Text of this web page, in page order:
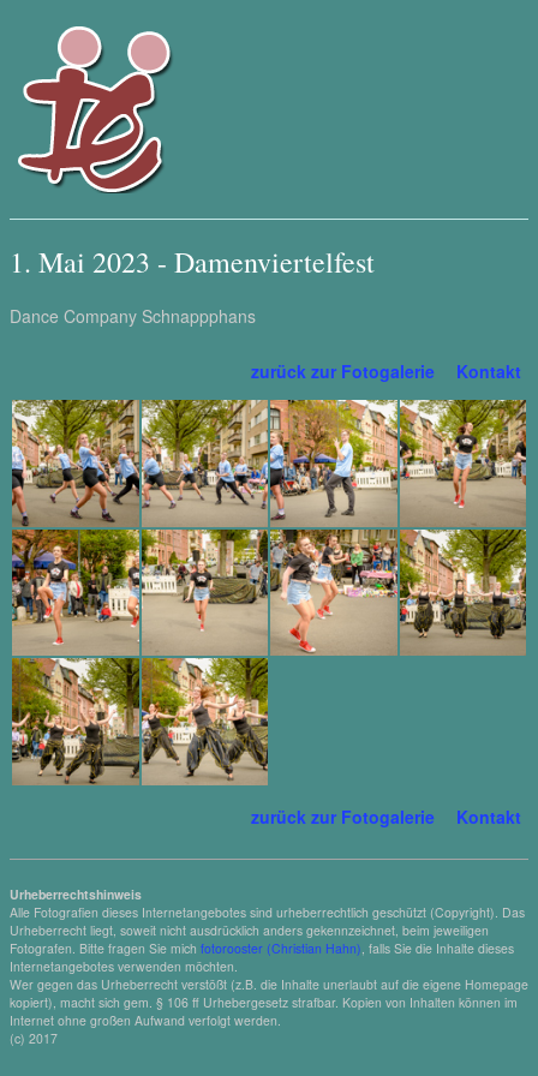
1. Mai 2023 - Damenviertelfest
Dance Company Schnappphans
zurück zur Fotogalerie Kontakt
zurück zur Fotogalerie Kontakt
Urheberrechtshinweis
Alle Fotografien dieses Internetangebotes sind urheberrechtlich geschützt (Copyright). Das
Urheberrecht liegt, soweit nicht ausdrücklich anders gekennzeichnet, beim jeweiligen
Fotografen. Bitte fragen Sie mich fotorooster (Christian Hahn) , falls Sie die Inhalte dieses
Internetangebotes verwenden möchten.
Wer gegen das Urheberrecht verstößt (z.B. die Inhalte unerlaubt auf die eigene Homepage
kopiert), macht sich gem. § 106 ff Urhebergesetz strafbar. Kopien von Inhalten können im
Internet ohne großen Aufwand verfolgt werden.
(c) 2017